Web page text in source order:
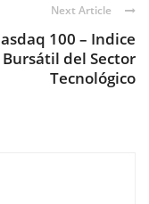
Next Article
100 – Indice
Bursátil del Sector
Tecnológico